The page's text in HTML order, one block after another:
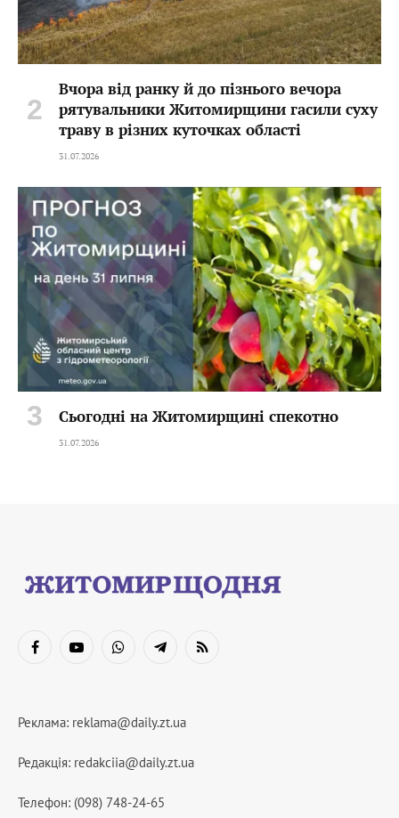
Вчора від ранку й до пізнього вечора
рятувальники Житомирщини гасили суху
траву в різних куточках області
31.07.2026
Сьогодні на Житомирщині спекотно
31.07.2026
FacebookYouTubeWhatsAppTelegramRSS
Реклама: reklama@daily.zt.ua
Редакція: redakciia@daily.zt.ua
Телефон: (098) 748-24-65